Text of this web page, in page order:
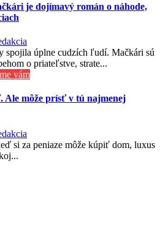
je dojímavý román o náhode,
spojila úplne cudzích ľudí. Mačkári sú
o priateľstve, strate...
vám
Ale môže prísť v tú najmenej
si za peniaze môže kúpiť dom, luxus